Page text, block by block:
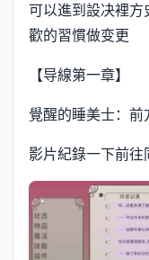
可以進到設决裡
歡的習慣做变更
【导線第一章】
覺醒的睡美士：前
影片紀錄一下前